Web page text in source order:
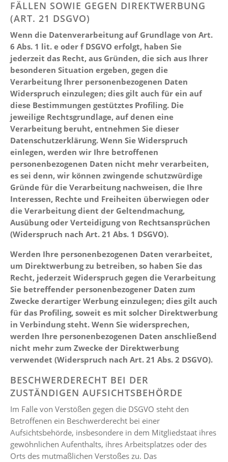
FÄLLEN SOWIE GEGEN DIREKTWERBUNG
(ART. 21 DSGVO)
Wenn die Datenverarbeitung auf Grundlage von Art.
6 Abs. 1 lit. e oder f DSGVO erfolgt, haben Sie
jederzeit das Recht, aus Gründen, die sich aus Ihrer
besonderen Situation ergeben, gegen die
Verarbeitung Ihrer personenbezogenen Daten
Widerspruch einzulegen; dies gilt auch für ein auf
diese Bestimmungen gestütztes Profiling. Die
jeweilige Rechtsgrundlage, auf denen eine
Verarbeitung beruht, entnehmen Sie dieser
Datenschutzerklärung. Wenn Sie Widerspruch
einlegen, werden wir Ihre betroffenen
personenbezogenen Daten nicht mehr verarbeiten,
es sei denn, wir können zwingende schutzwürdige
Gründe für die Verarbeitung nachweisen, die Ihre
Interessen, Rechte und Freiheiten überwiegen oder
die Verarbeitung dient der Geltendmachung,
Ausübung oder Verteidigung von Rechtsansprüchen
(Widerspruch nach Art. 21 Abs. 1 DSGVO).
Werden Ihre personenbezogenen Daten verarbeitet,
um Direktwerbung zu betreiben, so haben Sie das
Recht, jederzeit Widerspruch gegen die Verarbeitung
Sie betreffender personenbezogener Daten zum
Zwecke derartiger Werbung einzulegen; dies gilt auch
für das Profiling, soweit es mit solcher Direktwerbung
in Verbindung steht. Wenn Sie widersprechen,
werden Ihre personenbezogenen Daten anschließend
nicht mehr zum Zwecke der Direktwerbung
verwendet (Widerspruch nach Art. 21 Abs. 2 DSGVO).
BESCHWERDERECHT BEI DER
ZUSTÄNDIGEN AUFSICHTSBEHÖRDE
Im Falle von Verstößen gegen die DSGVO steht den
Betroffenen ein Beschwerderecht bei einer
Aufsichtsbehörde, insbesondere in dem Mitgliedstaat ihres
gewöhnlichen Aufenthalts, ihres Arbeitsplatzes oder des
Orts des mutmaßlichen Verstoßes zu. Das